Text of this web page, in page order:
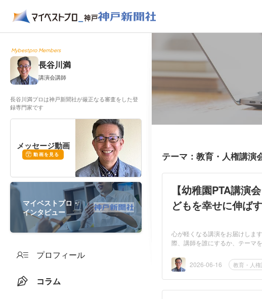
Mybestpro Members
長谷川満
講演会講師
長谷川満プロは神戸新聞社が厳正なる審査をした登
録専門家です
メッセージ動画
動画を見る
マイベストプロ・
インタビュー
プロフィール
コラム
テーマ：教育・人権講演
【幼稚園PTA講演
どもを幸せに伸ば
心が軽くなる講演をお届けしま
際、講師を誰にするか、テーマ
2026-06-16
教育・人